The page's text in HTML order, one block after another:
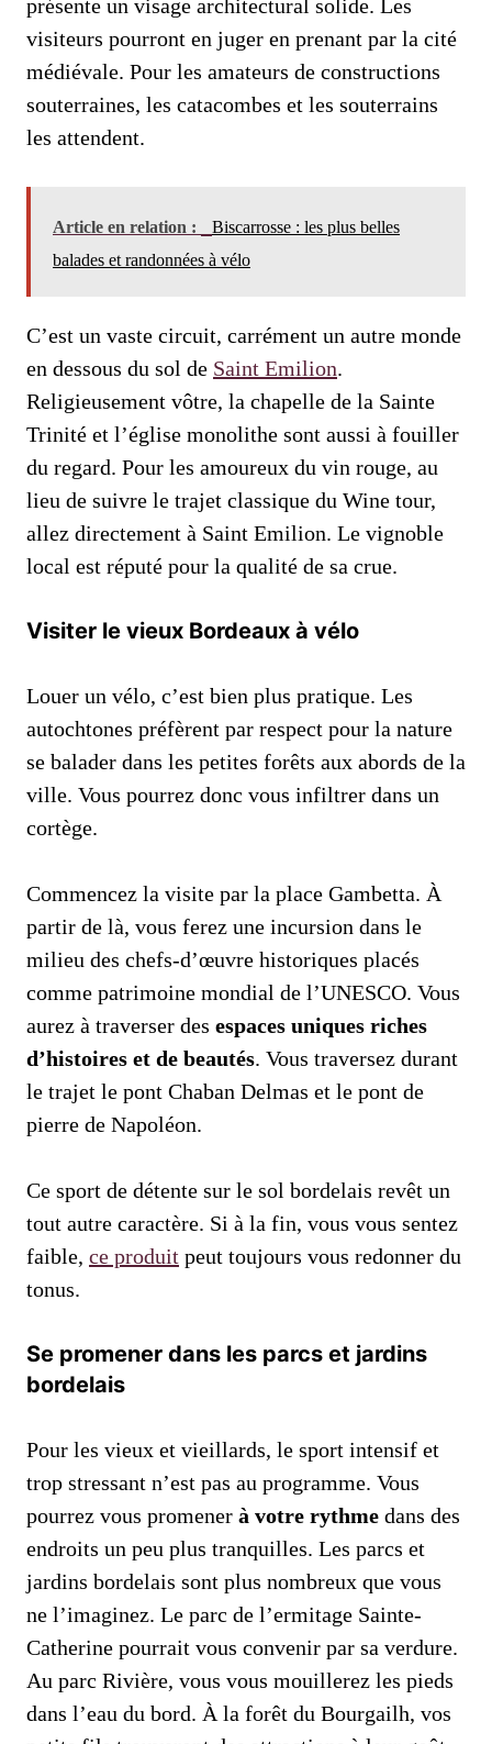
présente un visage architectural solide. Les
visiteurs pourront en juger en prenant par la cité
médiévale. Pour les amateurs de constructions
souterraines, les catacombes et les souterrains
les attendent.
Article en relation :
Biscarrosse : les plus belles
balades et randonnées à vélo
C’est un vaste circuit, carrément un autre monde
en dessous du sol de Saint Emilion.
Religieusement vôtre, la chapelle de la Sainte
Trinité et l’église monolithe sont aussi à fouiller
du regard. Pour les amoureux du vin rouge, au
lieu de suivre le trajet classique du Wine tour,
allez directement à Saint Emilion. Le vignoble
local est réputé pour la qualité de sa crue.
Visiter le vieux Bordeaux à vélo
Louer un vélo, c’est bien plus pratique. Les
autochtones préfèrent par respect pour la nature
se balader dans les petites forêts aux abords de la
ville. Vous pourrez donc vous infiltrer dans un
cortège.
Commencez la visite par la place Gambetta. À
partir de là, vous ferez une incursion dans le
milieu des chefs-d’œuvre historiques placés
comme patrimoine mondial de l’UNESCO. Vous
aurez à traverser des espaces uniques riches
d’histoires et de beautés. Vous traversez durant
le trajet le pont Chaban Delmas et le pont de
pierre de Napoléon.
Ce sport de détente sur le sol bordelais revêt un
tout autre caractère. Si à la fin, vous vous sentez
faible, ce produit peut toujours vous redonner du
tonus.
Se promener dans les parcs et jardins
bordelais
Pour les vieux et vieillards, le sport intensif et
trop stressant n’est pas au programme. Vous
pourrez vous promener à votre rythme dans des
endroits un peu plus tranquilles. Les parcs et
jardins bordelais sont plus nombreux que vous
ne l’imaginez. Le parc de l’ermitage Sainte-
Catherine pourrait vous convenir par sa verdure.
Au parc Rivière, vous vous mouillerez les pieds
dans l’eau du bord. À la forêt du Bourgailh, vos